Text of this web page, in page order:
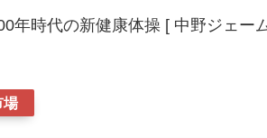
年時代の新健康体操 [ 中野ジェー
場